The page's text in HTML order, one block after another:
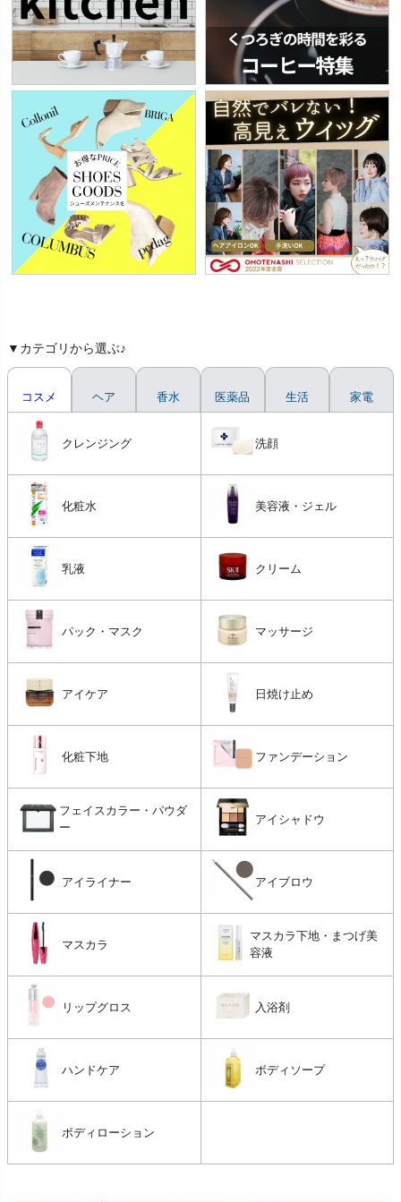
▼カテゴリから選ぶ♪
コスメ
クレンジング 洗顔
化粧水 美容液・ジェル
乳液 クリーム
パック・マスク マッサージ
アイケア 日焼け止め
化粧下地 ファンデーション
フェイスカラー・パウダ
ー
アイシャドウ
アイライナー アイブロウ
マスカラ
マスカラ下地・まつげ美
容液
リップグロス 入浴剤
ハンドケア ボディソープ
ボディローション
ヘア 香水 医薬品 生活 家電